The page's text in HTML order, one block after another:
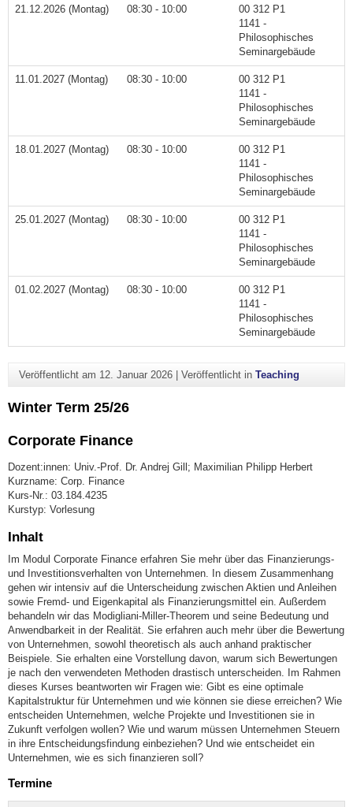
21.12.2026 (Montag) 08:30 - 10:00
00 312 P1
1141 -
Philosophisches
Seminargebäude
11.01.2027 (Montag) 08:30 - 10:00
00 312 P1
1141 -
Philosophisches
Seminargebäude
18.01.2027 (Montag) 08:30 - 10:00
00 312 P1
1141 -
Philosophisches
Seminargebäude
25.01.2027 (Montag) 08:30 - 10:00
00 312 P1
1141 -
Philosophisches
Seminargebäude
01.02.2027 (Montag) 08:30 - 10:00
00 312 P1
1141 -
Philosophisches
Seminargebäude
Veröffentlicht am 12. Januar 2026| Veröffentlicht in Teaching
Winter Term 25/26
Corporate Finance
Dozent:innen: Univ.-Prof. Dr. Andrej Gill; Maximilian Philipp Herbert
Kurzname: Corp. Finance
Kurs-Nr.: 03.184.4235
Kurstyp: Vorlesung
Inhalt
Im Modul Corporate Finance erfahren Sie mehr über das Finanzierungs-
und Investitionsverhalten von Unternehmen. In diesem Zusammenhang
gehen wir intensiv auf die Unterscheidung zwischen Aktien und Anleihen
sowie Fremd- und Eigenkapital als Finanzierungsmittel ein. Außerdem
behandeln wir das Modigliani-Miller-Theorem und seine Bedeutung und
Anwendbarkeit in der Realität. Sie erfahren auch mehr über die Bewertung
von Unternehmen, sowohl theoretisch als auch anhand praktischer
Beispiele. Sie erhalten eine Vorstellung davon, warum sich Bewertungen
je nach den verwendeten Methoden drastisch unterscheiden. Im Rahmen
dieses Kurses beantworten wir Fragen wie: Gibt es eine optimale
Kapitalstruktur für Unternehmen und wie können sie diese erreichen? Wie
entscheiden Unternehmen, welche Projekte und Investitionen sie in
Zukunft verfolgen wollen? Wie und warum müssen Unternehmen Steuern
in ihre Entscheidungsfindung einbeziehen? Und wie entscheidet ein
Unternehmen, wie es sich finanzieren soll?
Termine